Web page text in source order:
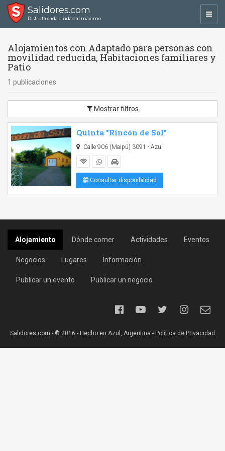
Salidores.com
Disfrutá cada ciudad al máximo
Alojamientos con Adaptado para personas con
movilidad reducida, Habitaciones familiares y
Patio
1 publicaciones
Mostrar filtros
Quinta "Rincón de Sol"
Calle 906 (Maipú) 3091 - Azul
Consultar disponibilidad
Alojamiento Dónde comer Actividades Eventos
Negocios Lugares Información
Publicar un evento Publicar un negocio
Salidores.com - ® 2016 - Hecho en Azul, Argentina - Política de Privacidad